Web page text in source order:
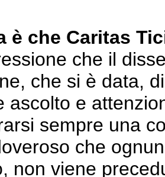
è che Caritas
che il
che si è data,
ascolto e
sempre una
che
non viene